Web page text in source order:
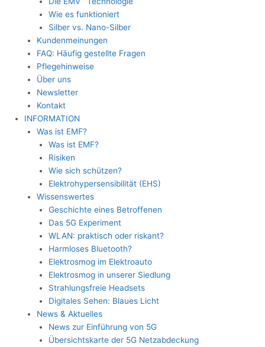
Wie es funktioniert
Silber vs. Nano-Silber
Kundenmeinungen
FAQ: Häufig gestellte Fragen
Pflegehinweise
Über uns
Newsletter
Kontakt
INFORMATION
Was ist EMF?
Was ist EMF?
Risiken
Wie sich schützen?
Elektrohypersensibilität (EHS)
Wissenswertes
Geschichte eines Betroffenen
Das 5G Experiment
WLAN: praktisch oder riskant?
Harmloses Bluetooth?
Elektrosmog im Elektroauto
Elektrosmog in unserer Siedlung
Strahlungsfreie Headsets
Digitales Sehen: Blaues Licht
News & Aktuelles
News zur Einführung von 5G
Übersichtskarte der 5G Netzabdeckung